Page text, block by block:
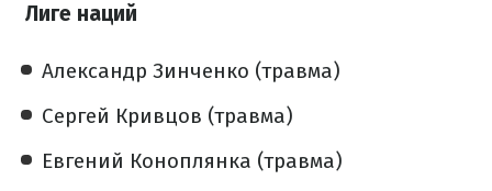
Лиге наций
Александр Зинченко (травма)
Сергей Кривцов (травма)
Евгений Коноплянка (травма)